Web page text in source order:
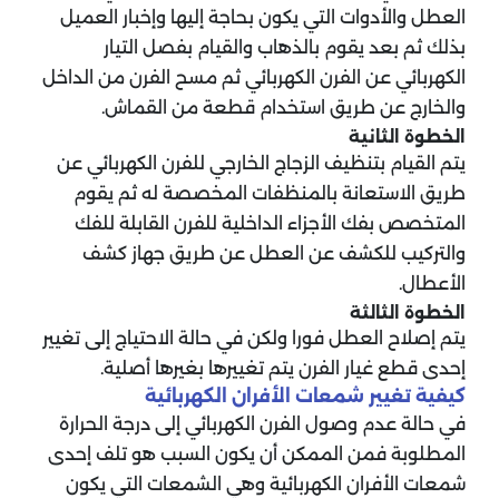
العطل والأدوات التي يكون بحاجة إليها وإخبار العميل
بذلك ثم بعد يقوم بالذهاب والقيام بفصل التيار
الكهربائي عن الفرن الكهربائي ثم مسح الفرن من الداخل
والخارج عن طريق استخدام قطعة من القماش.
الخطوة الثانية
يتم القيام بتنظيف الزجاج الخارجي للفرن الكهربائي عن
طريق الاستعانة بالمنظفات المخصصة له ثم يقوم
المتخصص بفك الأجزاء الداخلية للفرن القابلة للفك
والتركيب للكشف عن العطل عن طريق جهاز كشف
الأعطال.
الخطوة الثالثة
يتم إصلاح العطل فورا ولكن في حالة الاحتياج إلى تغيير
إحدى قطع غيار الفرن يتم تغييرها بغيرها أصلية.
كيفية تغيير شمعات الأفران الكهربائية
في حالة عدم وصول الفرن الكهربائي إلى درجة الحرارة
المطلوبة فمن الممكن أن يكون السبب هو تلف إحدى
شمعات الأفران الكهربائية وهي الشمعات التي يكون